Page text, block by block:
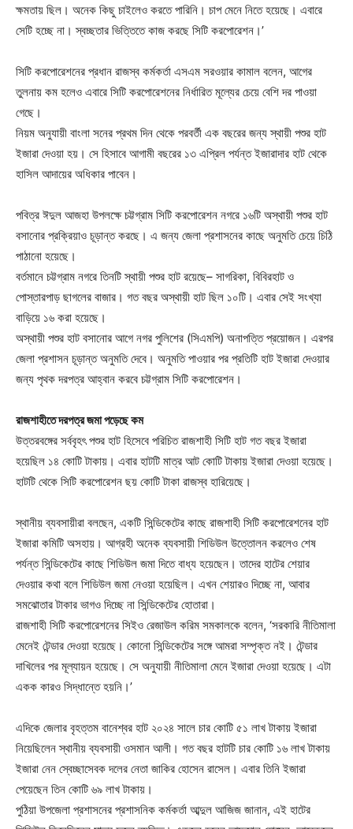
ক্ষমতায় ছিল। অনেক কিছু চাইলেও করতে পারিনি। চাপ মেনে নিতে হয়েছে। এবারে
সেটি হচ্ছে না। স্বচ্ছতার ভিত্তিতে কাজ করছে সিটি করপোরেশন।’
সিটি করপোরেশনের প্রধান রাজস্ব কর্মকর্তা এসএম সরওয়ার কামাল বলেন, ‌আগের
তুলনায় কম হলেও এবারে সিটি করপোরেশনের নির্ধারিত মূল্যের চেয়ে বেশি দর পাওয়া
গেছে।
নিয়ম অনুযায়ী বাংলা সনের প্রথম দিন থেকে পরবর্তী এক বছরের জন্য স্থায়ী পশুর হাট
ইজারা দেওয়া হয়। সে হিসাবে আগামী বছরের ১৩ এপ্রিল পর্যন্ত ইজারাদার হাট থেকে
হাসিল আদায়ের অধিকার পাবেন।
পবিত্র ঈদুল আজহা উপলক্ষে চট্টগ্রাম সিটি করপোরেশন নগরে ১৬টি অস্থায়ী পশুর হাট
বসানোর প্রক্রিয়াও চূড়ান্ত করছে। এ জন্য জেলা প্রশাসনের কাছে অনুমতি চেয়ে চিঠি
পাঠানো হয়েছে।
বর্তমানে চট্টগ্রাম নগরে তিনটি স্থায়ী পশুর হাট রয়েছে– সাগরিকা, বিবিরহাট ও
পোস্তারপাড় ছাগলের বাজার। গত বছর অস্থায়ী হাট ছিল ১০টি। এবার সেই সংখ্যা
বাড়িয়ে ১৬ করা হয়েছে।
অস্থায়ী পশুর হাট বসানোর আগে নগর পুলিশের (সিএমপি) অনাপত্তি প্রয়োজন। এরপর
জেলা প্রশাসন চূড়ান্ত অনুমতি দেবে। অনুমতি পাওয়ার পর প্রতিটি হাট ইজারা দেওয়ার
জন্য পৃথক দরপত্র আহ্বান করবে চট্টগ্রাম সিটি করপোরেশন।
রাজশাহীতে দরপত্র জমা পড়েছে কম
উত্তরবঙ্গের সর্ববৃহৎ পশুর হাট হিসেবে পরিচিত রাজশাহী সিটি হাট গত বছর ইজারা
হয়েছিল ১৪ কোটি টাকায়। এবার হাটটি মাত্র আট কোটি টাকায় ইজারা দেওয়া হয়েছে।
হাটটি থেকে সিটি করপোরেশন ছয় কোটি টাকা রাজস্ব হারিয়েছে।
স্থানীয় ব্যবসায়ীরা বলছেন, একটি সিন্ডিকেটের কাছে রাজশাহী সিটি করপোরেশনের হাট
ইজারা কমিটি অসহায়। আগ্রহী অনেক ব্যবসায়ী শিডিউল উত্তোলন করলেও শেষ
পর্যন্ত সিন্ডিকেটের কাছে শিডিউল জমা দিতে বাধ্য হয়েছেন। তাদের হাটের শেয়ার
দেওয়ার কথা বলে শিডিউল জমা নেওয়া হয়েছিল। এখন শেয়ারও দিচ্ছে না, আবার
সমঝোতার টাকার ভাগও দিচ্ছে না সিন্ডিকেটের হোতারা।
রাজশাহী সিটি করপোরেশনের সিইও রেজাউল করিম সমকালকে বলেন, ‘সরকারি নীতিমালা
মেনেই টেন্ডার দেওয়া হয়েছে। কোনো সিন্ডিকেটের সঙ্গে আমরা সম্পৃক্ত নই। টেন্ডার
দাখিলের পর মূল্যায়ন হয়েছে। সে অনুযায়ী নীতিমালা মেনে ইজারা দেওয়া হয়েছে। এটা
একক কারও সিদ্ধান্তে হয়নি।’
এদিকে জেলার বৃহত্তম বানেশ্বর হাট ২০২৪ সালে চার কোটি ৫১ লাখ টাকায় ইজারা
নিয়েছিলেন স্থানীয় ব্যবসায়ী ওসমান আলী। গত বছর হাটটি চার কোটি ১৬ লাখ টাকায়
ইজারা নেন স্বেচ্ছাসেবক দলের নেতা জাকির হোসেন রাসেল। এবার তিনি ইজারা
পেয়েছেন তিন কোটি ৬৯ লাখ টাকায়।
পুঠিয়া উপজেলা প্রশাসনের প্রশাসনিক কর্মকর্তা আব্দুল আজিজ জানান, এই হাটের